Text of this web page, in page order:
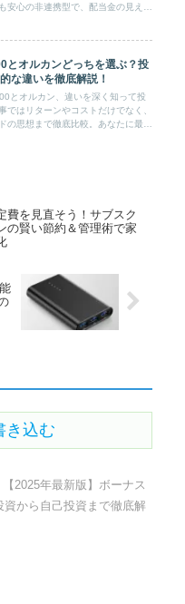
安心の非連携型で、配当金の見える
とオルカンどっちを選ぶ？投
な違いを徹底解説！
とオルカン、違いを深く知って投
ではリターンやコストだけでなく、
の思想まで徹底比較。あなたに最適
費を見直そう！サブスク
の賢い節約＆管理術で家
き込む
【2025年最新版】ボーナス
から自己投資まで徹底解